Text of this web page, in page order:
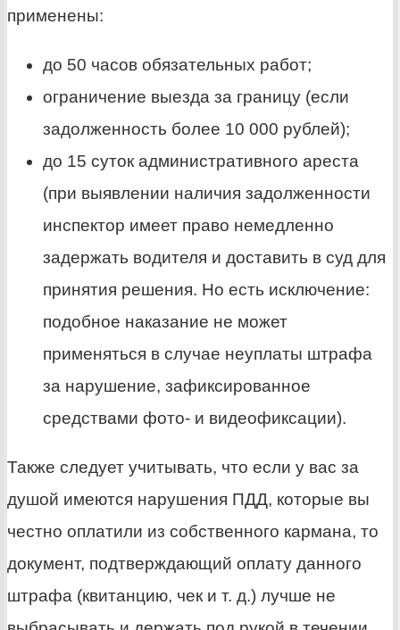
применены:
до 50 часов обязательных работ;
ограничение выезда за границу (если
задолженность более 10 000 рублей);
до 15 суток административного ареста
(при выявлении наличия задолженности
инспектор имеет право немедленно
задержать водителя и доставить в суд для
принятия решения. Но есть исключение:
подобное наказание не может
применяться в случае неуплаты штрафа
за нарушение, зафиксированное
средствами фото- и видеофиксации).
Также следует учитывать, что если у вас за
душой имеются нарушения ПДД, которые вы
честно оплатили из собственного кармана, то
документ, подтверждающий оплату данного
штрафа (квитанцию, чек и т. д.) лучше не